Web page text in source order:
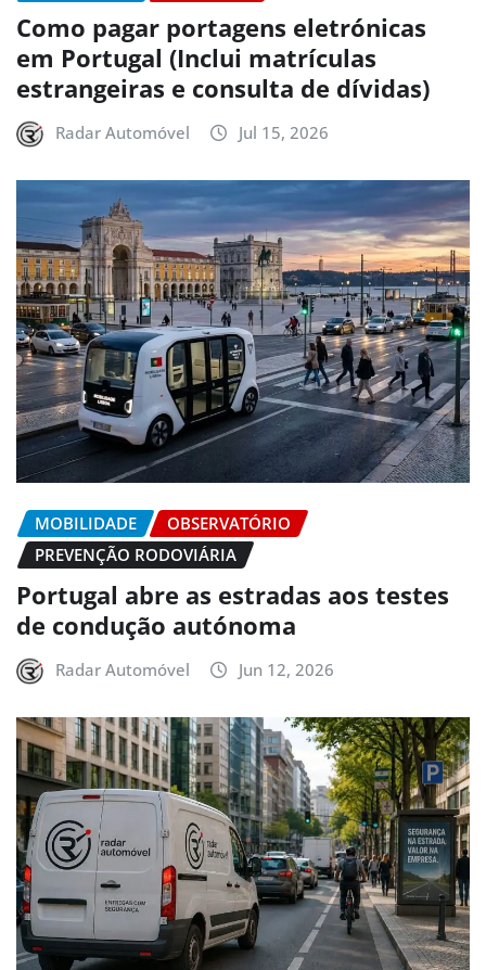
Como pagar portagens eletrónicas
em Portugal (Inclui matrículas
estrangeiras e consulta de dívidas)
Radar Automóvel Jul 15, 2026
MOBILIDADE
OBSERVATÓRIO
PREVENÇÃO RODOVIÁRIA
Portugal abre as estradas aos testes
de condução autónoma
Radar Automóvel Jun 12, 2026